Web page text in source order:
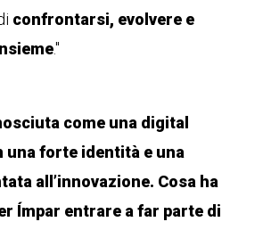
confrontarsi, evolvere e
."
come una digital
una forte identità e una
all’innovazione. Cosa ha
Ímpar entrare a far parte di